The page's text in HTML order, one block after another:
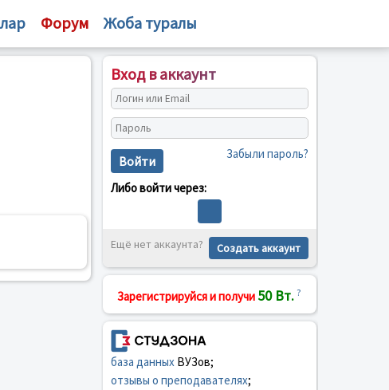
Форум Жоба туралы
Вход в аккаунт
Войти Забыли пароль?
Либо войти через:
Ещё нет аккаунта? Создать аккаунт
Зарегистрируйся и получи 50 Вт. ?
база данныхВУЗов;
отзывы о преподавателях;